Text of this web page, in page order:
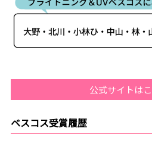
公式サイトは
ベスコス受賞履歴